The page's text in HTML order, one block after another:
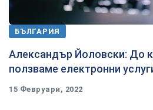
БЪЛГАРИЯ
Александър Йоловски: До
ползваме електронни
15 Февруари, 2022